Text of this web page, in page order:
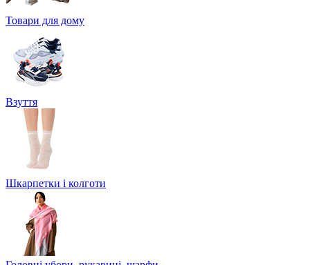
Товари для дому
Взуття
Шкарпетки і колготи